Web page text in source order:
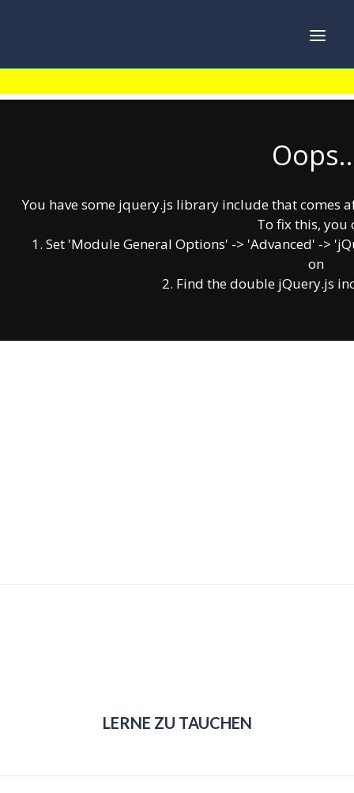
You have some jquery.js library include that comes
To fix this, you
1. Set 'Module General Options' -> 'Advanced' ->
on
2. Find the double jQuery.js
LERNE ZU TAUCHEN